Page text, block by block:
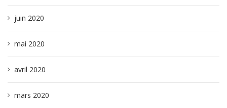
juin 2020
mai 2020
avril 2020
mars 2020